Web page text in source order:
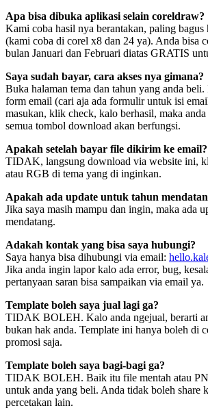
Apa bisa dibuka aplikasi selain coreldraw?
Kami coba hasil nya berantakan, paling
(kami coba di corel x8 dan 24 ya). Anda bisa
bulan Januari dan Februari diatas GRATIS
Saya sudah bayar, cara akses nya gimana?
Buka halaman tema dan tahun yang anda
form email (cari aja ada formulir untuk isi
masukan, klik check, kalo berhasil, maka
semua tombol download akan berfungsi.
Apakah setelah bayar file dikirim ke email?
TIDAK, langsung download via website ini,
atau RGB di tema yang di inginkan.
Apakah ada update untuk tahun
Jika saya masih mampu dan ingin, maka ada
mendatang.
Adakah kontak yang bisa saya hubungi?
Saya hanya bisa dihubungi via email:
Jika anda ingin lapor kalo ada error, bug,
pertanyaan saran bisa sampaikan via email ya.
Template boleh saya jual lagi ga?
TIDAK BOLEH. Kalo anda ngejual, berarti
bukan hak anda. Template ini hanya boleh di
promosi saja.
Template boleh saya bagi-bagi ga?
TIDAK BOLEH. Baik itu file mentah atau
untuk anda yang beli. Anda tidak boleh share
percetakan lain.